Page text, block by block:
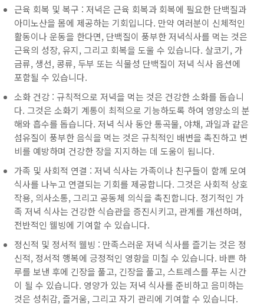
근육 회복 및 복구 : 저녁은 근육 회복과 회복에 필요한 단백질과
아미노산을 몸에 제공하는 기회입니다. 만약 여러분이 신체적인
활동이나 운동을 한다면, 단백질이 풍부한 저녁식사를 먹는 것은
근육의 성장, 유지, 그리고 회복을 도울 수 있습니다. 살코기, 가
금류, 생선, 콩류, 두부 또는 식물성 단백질이 저녁 식사 옵션에
포함될 수 있습니다.
소화 건강 : 규칙적으로 저녁을 먹는 것은 건강한 소화를 돕습니
다. 그것은 소화기 계통이 최적으로 기능하도록 하여 영양소의 분
해와 흡수를 돕습니다. 저녁 식사 동안 통곡물, 야채, 과일과 같은
섬유질이 풍부한 음식을 먹는 것은 규칙적인 배변을 촉진하고 변
비를 예방하며 건강한 장을 지지하는 데 도움이 됩니다.
가족 및 사회적 연결 : 저녁 식사는 가족이나 친구들이 함께 모여
식사를 나누고 연결되는 기회를 제공합니다. 그것은 사회적 상호
작용, 의사소통, 그리고 공동체 의식을 촉진합니다. 정기적인 가
족 저녁 식사는 건강한 식습관을 증진시키고, 관계를 개선하며,
전반적인 웰빙에 기여할 수 있습니다.
정신적 및 정서적 웰빙 : 만족스러운 저녁 식사를 즐기는 것은 정
신적, 정서적 행복에 긍정적인 영향을 미칠 수 있습니다. 바쁜 하
루를 보낸 후에 긴장을 풀고, 긴장을 풀고, 스트레스를 푸는 시간
이 될 수 있습니다. 영양가 있는 저녁 식사를 준비하고 음미하는
것은 성취감, 즐거움, 그리고 자기 관리에 기여할 수 있습니다.